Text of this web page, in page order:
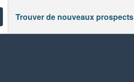
Trouver de nouveaux prospects